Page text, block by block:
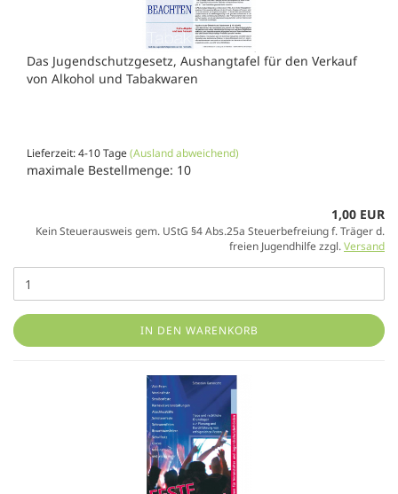
Das Jugendschutzgesetz, Aushangtafel für den Verkauf
von Alkohol und Tabakwaren
Lieferzeit: 4-10 Tage(Ausland abweichend)
maximale Bestellmenge: 10
1,00 EUR
Kein Steuerausweis gem. UStG §4 Abs.25a Steuerbefreiung f. Träger d.
freien Jugendhilfe zzgl.Versand
IN DEN WARENKORB